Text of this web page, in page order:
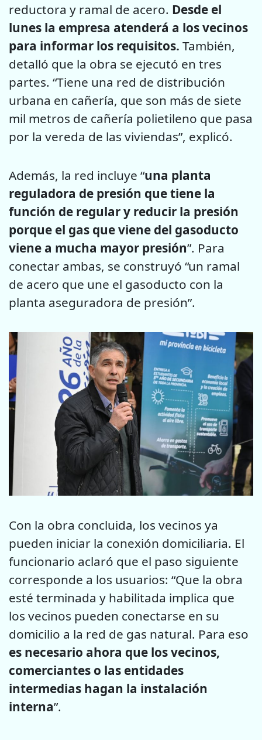
reductora y ramal de acero. Desde el
lunes la empresa atenderá a los vecinos
para informar los requisitos. También,
detalló que la obra se ejecutó en tres
partes. “Tiene una red de distribución
urbana en cañería, que son más de siete
mil metros de cañería polietileno que pasa
por la vereda de las viviendas”, explicó.
Además, la red incluye “una planta
reguladora de presión que tiene la
función de regular y reducir la presión
porque el gas que viene del gasoducto
viene a mucha mayor presión”. Para
conectar ambas, se construyó “un ramal
de acero que une el gasoducto con la
planta aseguradora de presión”.
Con la obra concluida, los vecinos ya
pueden iniciar la conexión domiciliaria. El
funcionario aclaró que el paso siguiente
corresponde a los usuarios: “Que la obra
esté terminada y habilitada implica que
los vecinos pueden conectarse en su
domicilio a la red de gas natural. Para eso
es necesario ahora que los vecinos,
comerciantes o las entidades
intermedias hagan la instalación
interna”.